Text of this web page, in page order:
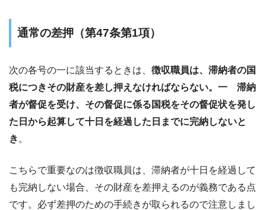
通常の差押（第47条第1項）
次の各号の一に該当するときは、 徴収職員は、滞納者の国
税につきその財産を差し押えなければならない。一 滞納
者が督促を受け、その督促に係る国税をその督促状を発し
た日から起算して十日を経過した日までに完納しないと
き 。
こちらで重要なのは徴収職員は、滞納者が十日を経過して
も完納しない場合、その財産を差押えるのが義務である点
です。必ず差押のための手続きが取られるので注意しまし